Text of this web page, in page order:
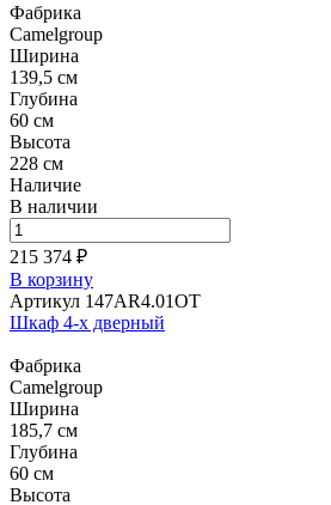
Фабрика
Camelgroup
Ширина
139,5 см
Глубина
60 см
Высота
228 см
Наличие
В наличии
215 374 ₽
В корзину
Артикул 147AR4.01OT
Шкаф 4-х дверный
Фабрика
Camelgroup
Ширина
185,7 см
Глубина
60 см
Высота